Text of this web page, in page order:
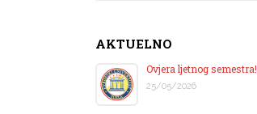
AKTUELNO
Ovjera ljetnog semestra!
25/05/2026